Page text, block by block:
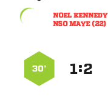
 
  
:
30’